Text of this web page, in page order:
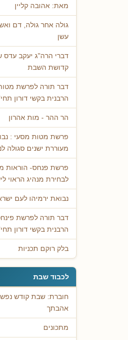
מאת: אהובה קליין
גולה אחר גולה, דם
עשן
דברי הרה"ג יעקב עדס
קדושת השבת
דבר תורה לפרשת
הרבנית בקשי דורון
הר ההר - מות אהרון
פרשת מטות מסעי :
מעוררת ישנים סגולה
פרשת פנחס- הוראות
לבחירת מנהיג הראוי
נבואת ירמיהו לעם
דבר תורה לפרשת
הרבנית בקשי דורון
בלק רוקם תכניות
לכבוד שבת
חוברת: שבת קודש
אהבתך
מתכונים